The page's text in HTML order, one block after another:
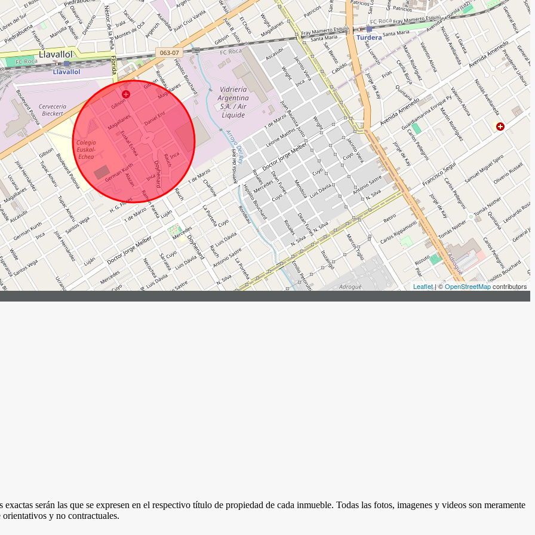
Leaflet| ©OpenStreetMapcontributors
serán las que se expresen en el respectivo título de propiedad de cada inmueble. Todas las fotos, imagenes y videos son meramente
y no contractuales.